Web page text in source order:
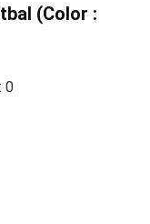
(Color :
0